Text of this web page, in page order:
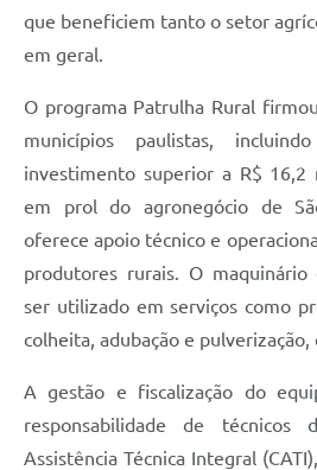
que beneficiem tanto o setor
em geral.
O programa Patrulha Rural
municípios paulistas,
investimento superior a R$ 16,2
em prol do agronegócio de
oferece apoio técnico e
produtores rurais. O maquinário
ser utilizado em serviços como
colheita, adubação e pulverização,
A gestão e fiscalização do
responsabilidade de técnicos
Assistência Técnica Integral